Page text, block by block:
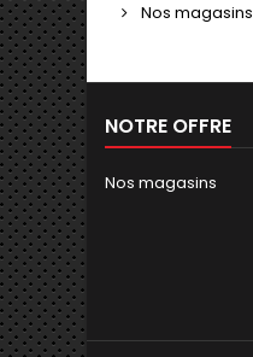
Nos magasins
NOTRE OFFRE
Nos magasins